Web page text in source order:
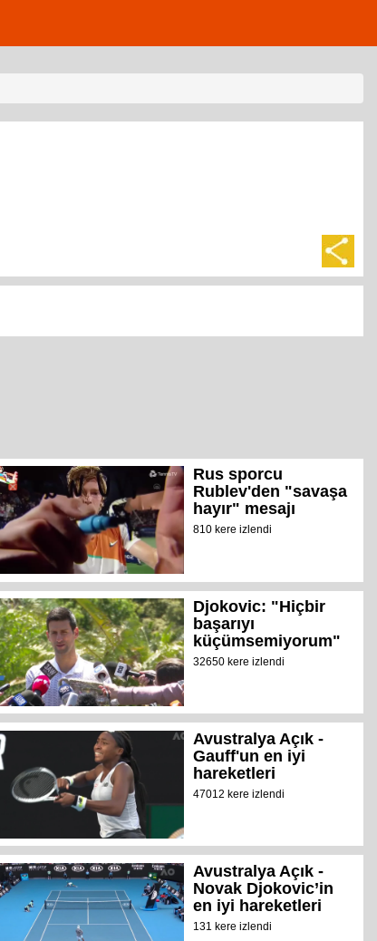
Rus sporcu
Rublev'den "savaşa
hayır" mesajı
810 kere izlendi
Djokovic: "Hiçbir
başarıyı
küçümsemiyorum"
32650 kere izlendi
Avustralya Açık -
Gauff'un en iyi
hareketleri
47012 kere izlendi
Avustralya Açık -
Novak Djokovic’in
en iyi hareketleri
131 kere izlendi